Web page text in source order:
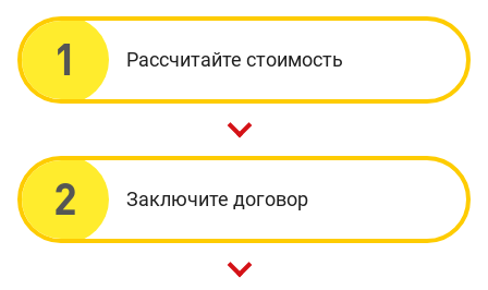
1 Рассчитайте стоимость
2 Заключите договор